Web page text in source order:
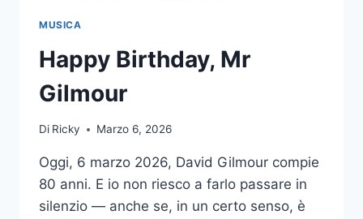
MUSICA
Happy Birthday, Mr
Gilmour
Di Ricky Marzo 6, 2026
Oggi, 6 marzo 2026, David Gilmour compie
80 anni. E io non riesco a farlo passare in
silenzio — anche se, in un certo senso, è